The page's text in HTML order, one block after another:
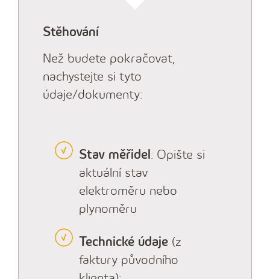
Stěhování
Než budete pokračovat,
nachystejte si tyto
údaje/dokumenty:
Stav měřidel: Opište si
aktuální stav
elektroměru nebo
plynoměru
Technické údaje (z
faktury původního